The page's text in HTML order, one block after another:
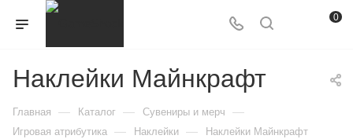
0
Наклейки Майнкрафт
Главная — Каталог — Сувениры и мерч —
Игровая атрибутика — Наклейки — Наклейки Майнкрафт